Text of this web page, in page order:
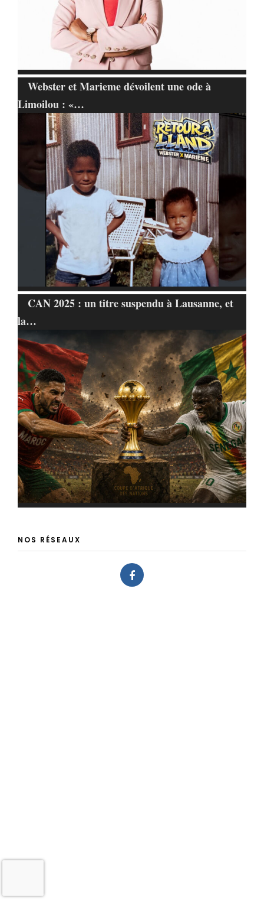
Webster et Marieme dévoilent une ode à
Limoilou : «…
CAN 2025 : un titre suspendu à Lausanne, et
la…
NOS RÉSEAUX